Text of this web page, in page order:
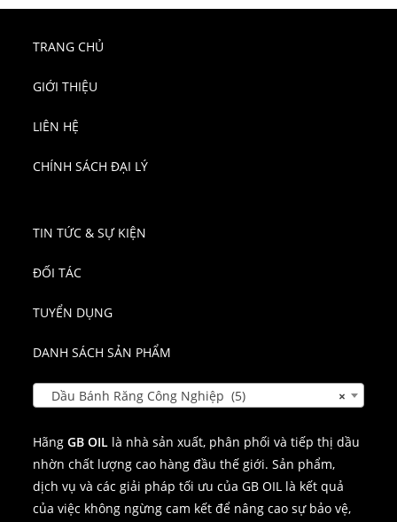
TRANG CHỦ
GIỚI THIỆU
LIÊN HỆ
CHÍNH SÁCH ĐẠI LÝ
TIN TỨC & SỰ KIỆN
ĐỐI TÁC
TUYỂN DỤNG
DANH SÁCH SẢN PHẨM
×
Dầu Bánh Răng Công Nghiệp (5)
HãngGB OIL là nhà sản xuất, phân phối và tiếp thị dầu
nhờn chất lượng cao hàng đầu thế giới. Sản phẩm,
dịch vụ và các giải pháp tối ưu của GB OIL là kết quả
của việc không ngừng cam kết để nâng cao sự bảo vệ,